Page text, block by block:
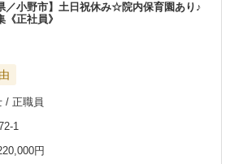
／小野市】土日祝休み☆院内保育園あり♪
正社員》
/ 正職員
1
円